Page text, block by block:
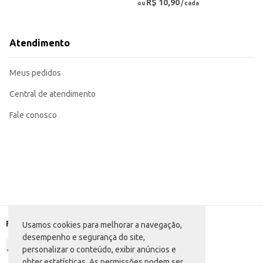
Usamos cookies para melhorar a navegação,
desempenho e segurança do site,
personalizar o conteúdo, exibir anúncios e
ou R$ 10,90/ cada
Atendimento
Meus pedidos
Central de atendimento
Fale conosco
Formas de pagamento